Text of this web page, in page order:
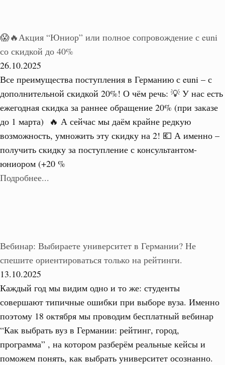
😱🔥Акция “Юниор” или полное сопровождение с euni
со скидкой до 40%
26.10.2025
Все преимущества поступления в Германию с euni – с
дополнительной скидкой 20%! О чём речь: 💡 У нас есть
ежегодная скидка за раннее обращение 20% (при заказе
до 1 марта) 🔥 А сейчас мы даём крайне редкую
возможность, умножить эту скидку на 2! 💶 А именно –
получить скидку за поступление с консультантом-
юниором (+20 %
Подробнее...
Вебинар: Выбираете университет в Германии? Не
спешите ориентироваться только на рейтинги.
13.10.2025
Каждый год мы видим одно и то же: студенты
совершают типичные ошибки при выборе вуза. Именно
поэтому 18 октября мы проводим бесплатный вебинар
“Как выбрать вуз в Германии: рейтинг, город,
программа” , на котором разберём реальные кейсы и
поможем понять, как выбрать университет осознанно.